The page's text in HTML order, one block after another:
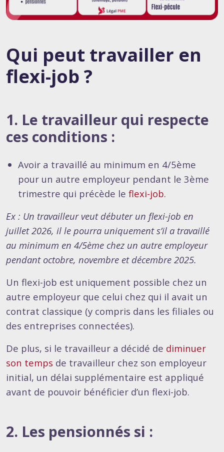
Qui peut travailler en
flexi-job ?
1. Le travailleur qui respecte
ces conditions :
Avoir a travaillé au minimum en 4/5ème
pour un autre employeur pendant le 3ème
trimestre qui précède le flexi-job.
Ex : Un travailleur veut débuter un flexi-job en
juillet 2026, il le pourra uniquement s’il a travaillé
au minimum en 4/5ème chez un autre employeur
pendant octobre, novembre et décembre 2025.
Un flexi-job est uniquement possible chez un
autre employeur que celui chez qui il avait un
contrat classique (y compris dans les filiales ou
des entreprises connectées).
De plus, si le travailleur a décidé de diminuer
son temps de travailleur chez son employeur
initial, un délai supplémentaire est appliqué
avant de pouvoir bénéficier d’un flexi-job.
2. Les pensionnés si :